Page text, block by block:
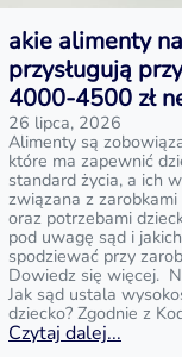
akie alimenty
przysługują
4000-4500 zł
26 lipca, 2026
Alimenty są
które ma zapewnić
standard życia, a ich
związana z
oraz potrzebami
pod uwagę sąd i
spodziewać przy
Dowiedz się więcej.
Jak sąd ustala
dziecko? Zgodnie z
Czytaj dalej...